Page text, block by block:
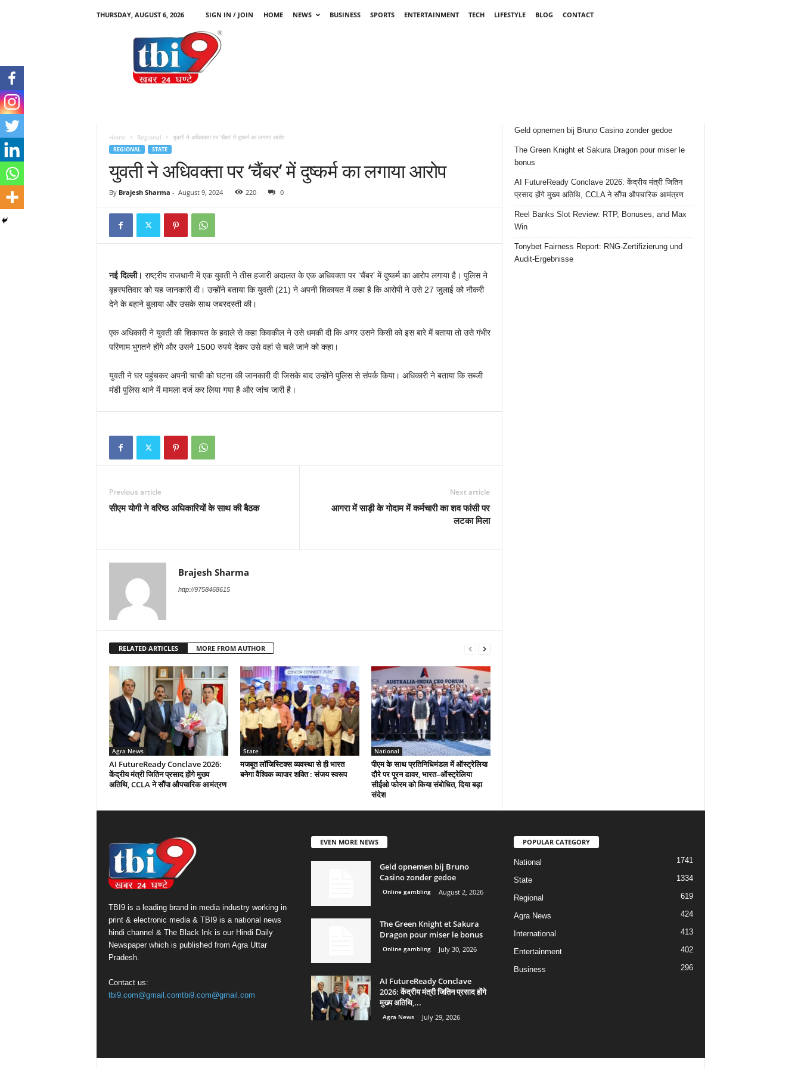
THURSDAY, AUGUST 6, 2026 SIGN IN / JOIN HOME NEWS BUSINESS SPORTS ENTERTAINMENT TECH LIFESTYLE BLOG
CONTACT
Home Regional युवती ने अधिवक्ता पर ‘चैंबर’ में दुष्कर्म का लगाया आरोप
REGIONAL STATE
युवती ने अधिवक्ता पर ‘चैंबर’ में दुष्कर्म का लगाया आरोप
By Brajesh Sharma - August 9, 2024 220 0
नई दिल्ली। राष्ट्रीय राजधानी में एक युवती ने तीस हजारी अदालत के एक अधिवक्ता पर ‘चैंबर’ में दुष्कर्म का आरोप लगाया है। पुलिस ने
बृहस्पतिवार को यह जानकारी दी। उन्होंने बताया कि युवती (21) ने अपनी शिकायत में कहा है कि आरोपी ने उसे 27 जुलाई को नौकरी
देने के बहाने बुलाया और उसके साथ जबरदस्ती की।
एक अधिकारी ने युवती की शिकायत के हवाले से कहा किवकील ने उसे धमकी दी कि अगर उसने किसी को इस बारे में बताया तो उसे गंभीर
परिणाम भुगतने होंगे और उसने 1500 रुपये देकर उसे वहां से चले जाने को कहा।
युवती ने घर पहुंचकर अपनी चाची को घटना की जानकारी दी जिसके बाद उन्होंने पुलिस से संपर्क किया। अधिकारी ने बताया कि सब्जी
मंडी पुलिस थाने में मामला दर्ज कर लिया गया है और जांच जारी है।
Previous article
सीएम योगी ने वरिष्ठ अधिकारियों के साथ की बैठक
Next article
आगरा में साड़ी के गोदाम में कर्मचारी का शव फांसी पर
लटका मिला
Brajesh Sharma
http://9758468615
RELATED ARTICLES MORE FROM AUTHOR
Agra News
AI FutureReady Conclave 2026:
केंद्रीय मंत्री जितिन प्रसाद होंगे मुख्य
अतिथि, CCLA ने सौंपा औपचारिक आमंत्रण
State
मजबूत लॉजिस्टिक्स व्यवस्था से ही भारत
बनेगा वैश्विक व्यापार शक्ति : संजय स्वरूप
National
पीएम के साथ प्रतिनिधिमंडल में ऑस्ट्रेलिया
दौरे पर पूरन डावर, भारत–ऑस्ट्रेलिया
सीईओ फोरम को किया संबोधित, दिया बड़ा
संदेश
Geld opnemen bij Bruno Casino zonder gedoe
The Green Knight et Sakura Dragon pour miser le
bonus
AI FutureReady Conclave 2026: केंद्रीय मंत्री जितिन
प्रसाद होंगे मुख्य अतिथि, CCLA ने सौंपा औपचारिक आमंत्रण
Reel Banks Slot Review: RTP, Bonuses, and Max
Win
Tonybet Fairness Report: RNG-Zertifizierung und
Audit-Ergebnisse
TBI9 is a leading brand in media industry working in
print & electronic media & TBI9 is a national news
hindi channel & The Black Ink is our Hindi Daily
Newspaper which is published from Agra Uttar
Pradesh.
Contact us:
tbi9.com@gmail.comtbi9.com@gmail.com
EVEN MORE NEWS
Geld opnemen bij Bruno
Casino zonder gedoe
Online gambling August 2, 2026
The Green Knight et Sakura
Dragon pour miser le bonus
Online gambling July 30, 2026
AI FutureReady Conclave
2026: केंद्रीय मंत्री जितिन प्रसाद होंगे
मुख्य अतिथि,...
Agra News July 29, 2026
POPULAR CATEGORY
National 1741
State 1334
Regional 619
Agra News 424
International 413
Entertainment 402
Business 296